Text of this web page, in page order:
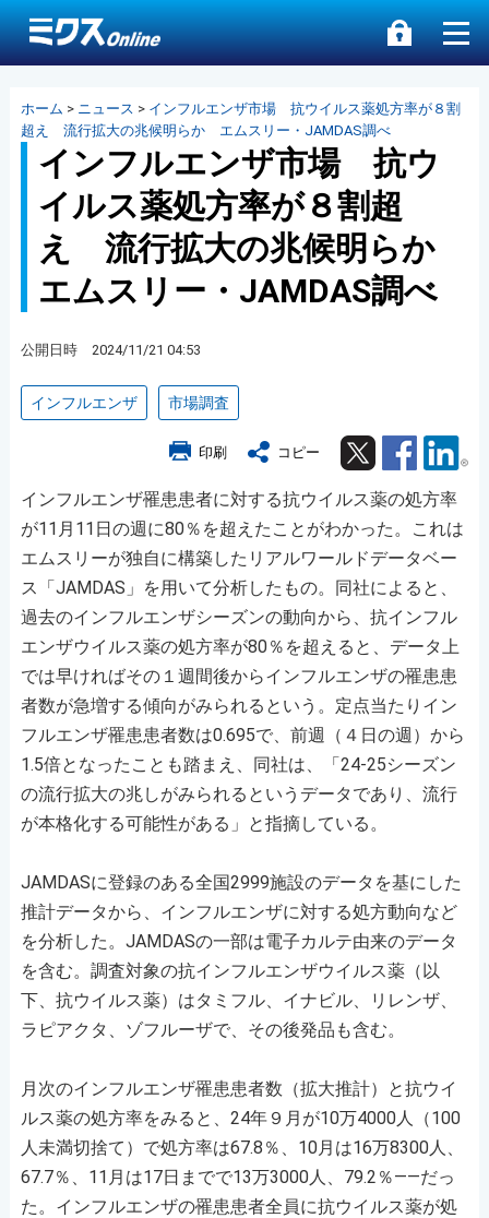
ホーム > ニュース > インフルエンザ市場 抗ウイルス薬処方率が８割
超え 流行拡大の兆候明らか エムスリー・JAMDAS調べ
インフルエンザ市場 抗ウ
イルス薬処方率が８割超
え 流行拡大の兆候明らか
エムスリー・JAMDAS調べ
公開日時 2024/11/21 04:53
インフルエンザ 市場調査
印刷 コピー Twitter Facebook
インフルエンザ罹患患者に対する抗ウイルス薬の処方率
が11月11日の週に80％を超えたことがわかった。これは
エムスリーが独自に構築したリアルワールドデータベー
ス「JAMDAS」を用いて分析したもの。同社によると、
過去のインフルエンザシーズンの動向から、抗インフル
エンザウイルス薬の処方率が80％を超えると、データ上
では早ければその１週間後からインフルエンザの罹患患
者数が急増する傾向がみられるという。定点当たりイン
フルエンザ罹患患者数は0.695で、前週（４日の週）から
1.5倍となったことも踏まえ、同社は、「24-25シーズン
の流行拡大の兆しがみられるというデータであり、流行
が本格化する可能性がある」と指摘している。
JAMDASに登録のある全国2999施設のデータを基にした
推計データから、インフルエンザに対する処方動向など
を分析した。JAMDASの一部は電子カルテ由来のデータ
を含む。調査対象の抗インフルエンザウイルス薬（以
下、抗ウイルス薬）はタミフル、イナビル、リレンザ、
ラピアクタ、ゾフルーザで、その後発品も含む。
月次のインフルエンザ罹患患者数（拡大推計）と抗ウイ
ルス薬の処方率をみると、24年９月が10万4000人（100
人未満切捨て）で処方率は67.8％、10月は16万8300人、
67.7％、11月は17日までで13万3000人、79.2％――だっ
た。インフルエンザの罹患患者全員に抗ウイルス薬が処